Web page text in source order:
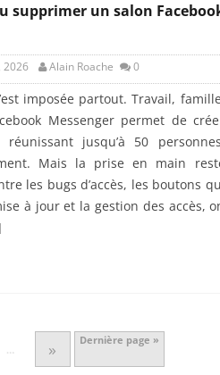
supprimer un salon
2026 Alain Roache 0
imposée partout. Travail,
Messenger permet de
jusqu’à 50
Mais la prise en main
les bugs d’accès, les boutons
à jour et la gestion des accès,
… » Dernière page »